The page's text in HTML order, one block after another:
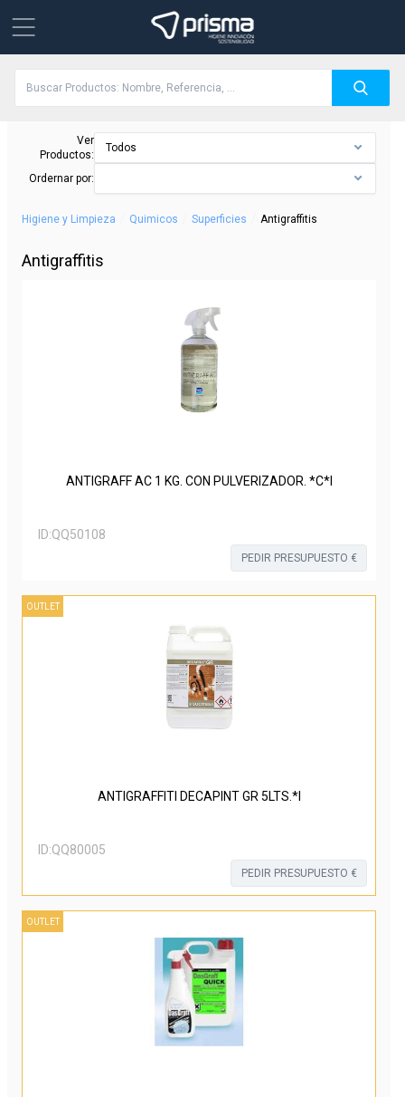
Ver
Productos:
Todos
Ordernar por:
Higiene y Limpieza Quimicos Superficies Antigraffitis
Antigraffitis
ANTIGRAFF AC 1 KG. CON PULVERIZADOR. *C*I
ID:QQ50108
PEDIR PRESUPUESTO €
OUTLET
ANTIGRAFFITI DECAPINT GR 5LTS.*I
ID:QQ80005
PEDIR PRESUPUESTO €
OUTLET